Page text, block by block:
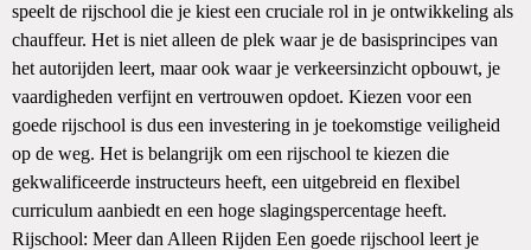
speelt de rijschool die je kiest een cruciale rol in je ontwikkeling als
chauffeur. Het is niet alleen de plek waar je de basisprincipes van
het autorijden leert, maar ook waar je verkeersinzicht opbouwt, je
vaardigheden verfijnt en vertrouwen opdoet. Kiezen voor een
goede rijschool is dus een investering in je toekomstige veiligheid
op de weg. Het is belangrijk om een rijschool te kiezen die
gekwalificeerde instructeurs heeft, een uitgebreid en flexibel
curriculum aanbiedt en een hoge slagingspercentage heeft.
Rijschool: Meer dan Alleen Rijden Een goede rijschool leert je